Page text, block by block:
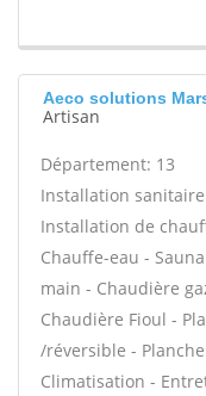
Aeco solutions
Artisan
Département: 13
Installation
Installation de
Chauffe-eau -
main - Chaudière
Chaudière Fioul -
/réversible -
Climatisation -